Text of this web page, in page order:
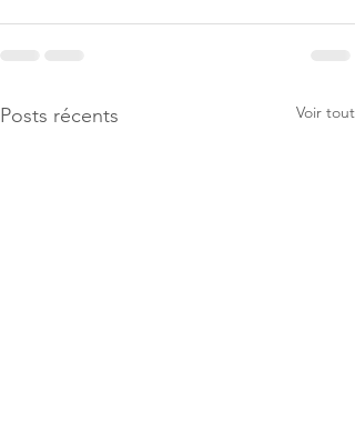
Posts récents Voir tout